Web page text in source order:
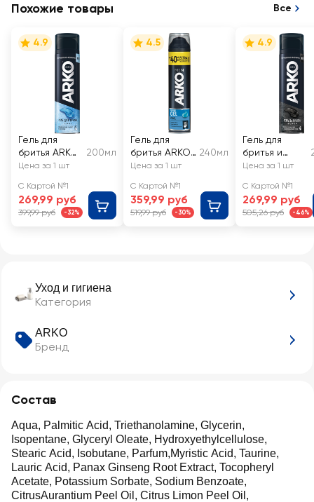
Уход и гигиена
Категория
ARKO
Бренд
Состав
Aqua, Palmitic Acid, Triethanolamine, Glycerin,
Isopentane, Glyceryl Oleate, Hydroxyethylcellulose,
Stearic Acid, Isobutane, Parfum,Myristic Acid, Taurine,
Lauric Acid, Panax Ginseng Root Extract, Tocopheryl
Acetate, Potassium Sorbate, Sodium Benzoate,
CitrusAurantium Peel Oil, Citrus Limon Peel Oil,
Похожие товары Все
4.9
Гель для
бритья ARKO
Cool
200мл
Цена за 1 шт
С Картой №1
269,99 руб
399,99 руб -32%
4.5
Гель для
бритья ARKO
Cool
240мл
Цена за 1 шт
С Картой №1
359,99 руб
519,99 руб -30%
4.9
Гель для
бритья и
умывания
Black
Цена за 1 шт
С Картой №1
269,99 руб
505,26 руб -46%